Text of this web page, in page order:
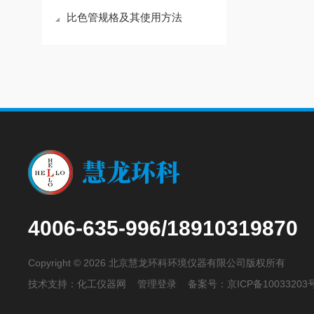
比色管规格及其使用方法
4006-635-996/18910319870
Copyright © 2026 北京慧龙环科环境仪器有限公司版权所有
技术支持：化工仪器网 管理登录 备案号： 京ICP备10033203